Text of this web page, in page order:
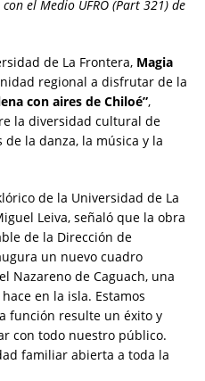
el Medio UFRO (Part 321) de
de La Frontera, Magia
regional a disfrutar de la
con aires de Chiloé”,
la diversidad cultural de
la danza, la música y la
de la Universidad de La
Leiva, señaló que la obra
de la Dirección de
un nuevo cuadro
Nazareno de Caguach, una
en la isla. Estamos
función resulte un éxito y
con todo nuestro público.
familiar abierta a toda la